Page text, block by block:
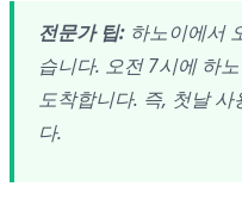
전문가 팁: 하노이에서
습니다. 오전 7시에 하
도착합니다. 즉, 첫날
다.